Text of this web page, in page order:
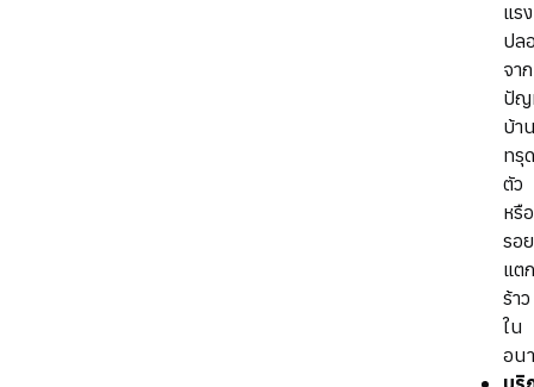
แรง
ปล
จาก
ปัญ
บ้า
ทรุด
ตัว
หรือ
รอย
แตก
ร้าว
ใน
อน